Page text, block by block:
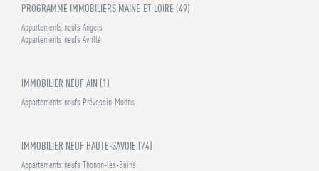
PROGRAMME IMMOBILIERS MAINE-ET-LOIRE (49)
Appartements neufs Angers
Appartements neufs Avrillé
IMMOBILIER NEUF AIN (1)
Appartements neufs Prévessin-Moëns
IMMOBILIER NEUF HAUTE-SAVOIE (74)
Appartements neufs Thonon-les-Bains